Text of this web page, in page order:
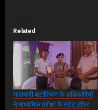
Related
नारायणी बटालियन के अधिकारियों
ने माध्यमिक परीक्षा के स्टेट टॉपर